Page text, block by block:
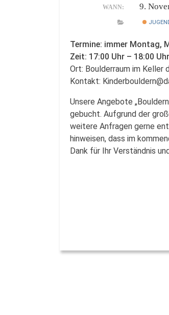
WANN: 9.
Termine: immer Montag,
Zeit: 17:00 Uhr – 18:00
Ort: Boulderraum im Keller
Kontakt:
Unsere Angebote
gebucht. Aufgrund der
weitere Anfragen gerne
hinweisen, dass im
Dank für Ihr Verständnis